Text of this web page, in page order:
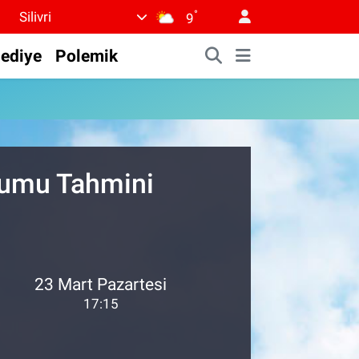
Silivri 9°
Polemik
Tahmini
23 Mart Pazartesi
17:15